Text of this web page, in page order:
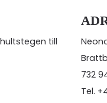
till
732
Tel.